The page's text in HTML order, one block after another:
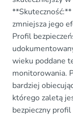
zmniejsza jego
Profil
wieku poddane
monitorowania.
bardziej
którego zaletą
bezpieczny